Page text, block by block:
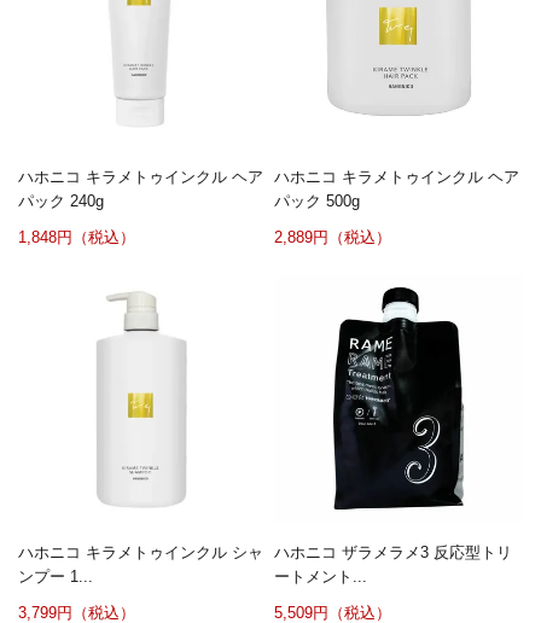
ハホニコ キラメトゥインクル ヘア
パック 240g
1,848円（税込）
ハホニコ キラメトゥインクル ヘア
パック 500g
2,889円（税込）
ハホニコ キラメトゥインクル シャ
ンプー 1...
3,799円（税込）
ハホニコ ザラメラメ3 反応型トリ
ートメント...
5,509円（税込）